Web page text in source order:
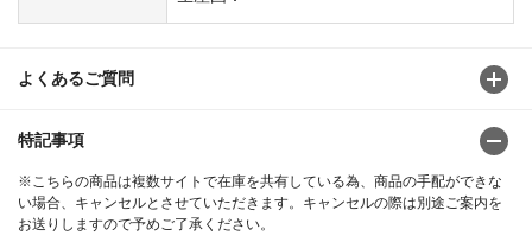
よくあるご質問
特記事項
※こちらの商品は複数サイトで在庫を共有している為、商品の手配ができな
い場合、キャンセルとさせていただきます。キャンセルの際は別途ご案内を
お送りしますので予めご了承ください。